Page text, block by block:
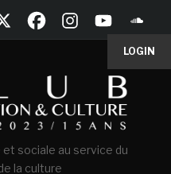
LOGIN
sociale au service du
la culture